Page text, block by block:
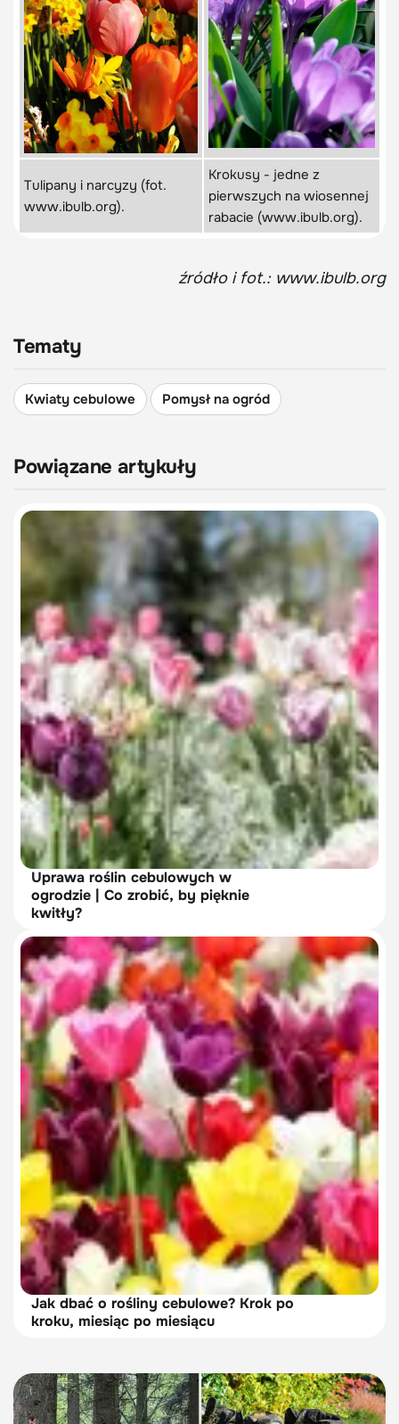
Tulipany i narcyzy (fot.
www.ibulb.org).
Krokusy - jedne z
pierwszych na wiosennej
rabacie (www.ibulb.org).
źródło i fot.: www.ibulb.org
Tematy
Kwiaty cebulowe Pomysł na ogród
Powiązane artykuły
Uprawa roślin cebulowych w
ogrodzie | Co zrobić, by pięknie
kwitły?
Jak dbać o rośliny cebulowe? Krok po
kroku, miesiąc po miesiącu